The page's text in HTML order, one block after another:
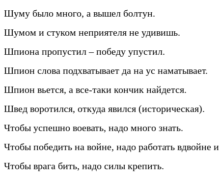
Шуму было много, а вышел болтун.
Шумом и стуком неприятеля не удивишь.
Шпиона пропустил – победу упустил.
Шпион слова подхватывает да на ус наматывает.
Шпион вьется, а все-таки кончик найдется.
Швед воротился, откуда явился (историческая).
Чтобы успешно воевать, надо много знать.
Чтобы победить на войне, надо работать вдвойне
Чтобы врага бить, надо силы крепить.